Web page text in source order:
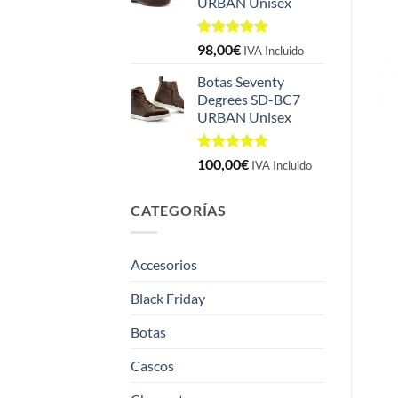
Valorado
con
de 5 en
base a
1
valoración
de un
cliente
98,00€ IVA Incluido
Botas Seventy
Degrees SD-BC7
URBAN Unisex
Valorado
con
base a
1
valoración
100,00€ IVA Incluido
CATEGORÍAS
Accesorios
Black Friday
Botas
Cascos